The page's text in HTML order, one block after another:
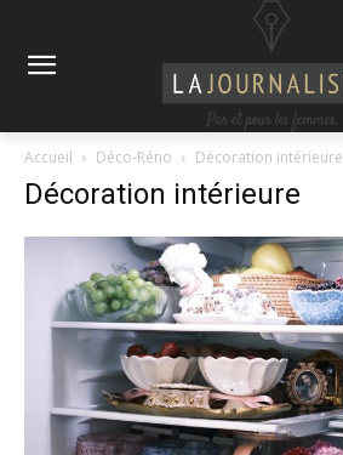
Accueil Déco-Réno Décoration intérieure
Décoration intérieure